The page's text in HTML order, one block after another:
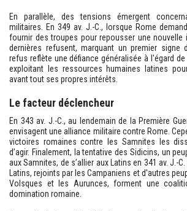
En parallèle, des tensions émergent
militaires. En 349 av. J.-C., lorsque Rome
fournir des troupes pour repousser une nouvelle
dernières refusent, marquant un premier signe
refus reflète une défiance généralisée à l'égard
exploitant les ressources humaines latines
avant tout ses propres intérêts.
Le facteur déclencheur
En 343 av. J.-C., au lendemain de la Première
envisagent une alliance militaire contre Rome.
victoires romaines contre les Samnites les
d’agir. Finalement, la tentative des Sidicins, un
aux Samnites, de s’allier aux Latins en 341 av. J.-
Latins, rejoints par les Campaniens et d'autres
Volsques et les Aurunces, forment une
domination romaine.